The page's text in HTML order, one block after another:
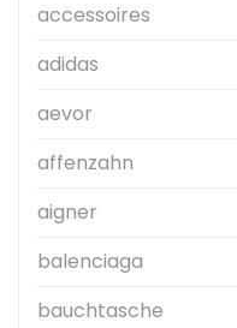
accessoires
adidas
aevor
affenzahn
aigner
balenciaga
bauchtasche